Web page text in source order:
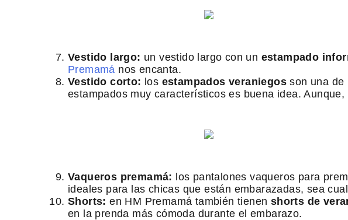
Vestido largo: un vestido largo con un estampado
Premamá nos encanta.
Vestido corto: los estampados veraniegos son una de
estampados muy característicos es buena idea.
Vaqueros premamá: los pantalones vaqueros para
ideales para las chicas que están embarazadas, sea
Shorts: en HM Premamá también tienen shorts de
en la prenda más cómoda durante el embarazo.